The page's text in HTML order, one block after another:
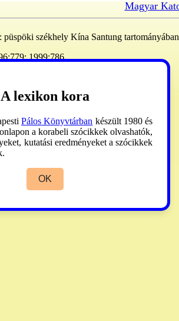
Magyar
: püspöki székhely Kína Santung
1999:786.
A lexikon kora
Pálos Könyvtárban készült 1980 és
a korabeli szócikkek olvashatók,
kutatási eredményeket a szócikkek
OK